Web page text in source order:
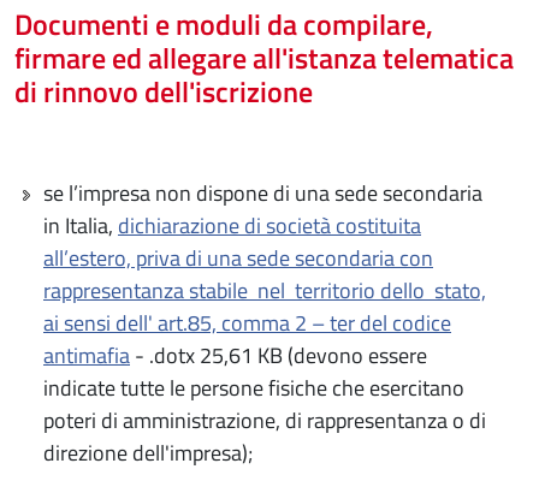
Documenti e moduli da compilare,
firmare ed allegare all'istanza telematica
di rinnovo dell'iscrizione
se l’impresa non dispone di una sede secondaria
in Italia, dichiarazione di società costituita
all’estero, priva di una sede secondaria con
rappresentanza stabile nel territorio dello stato,
ai sensi dell' art.85, comma 2 – ter del codice
antimafia- .dotx 25,61 KB (devono essere
indicate tutte le persone fisiche che esercitano
poteri di amministrazione, di rappresentanza o di
direzione dell'impresa);